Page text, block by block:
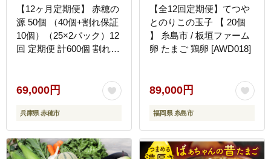
【12ヶ月定期便】 赤穂の
源 50個 （40個+割れ保証
10個）（25×2パック）12
回 定期便 計600個 割れ保
飯 ご褒美 冷蔵 兵庫県 赤
69,000円
兵庫県 赤穂市
【全12回定期便】てつや
とのりこの玉子 【 20個
】 糸島市 / 板垣ファーム
卵 たまご 鶏卵 [AWD018]
89,000円
福岡県 糸島市